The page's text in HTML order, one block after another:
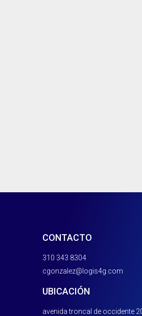
CONTACTO
310 343 8304
⁠cgonzalez@logis4g.com
UBICACIÓN
avenida troncal de occidente